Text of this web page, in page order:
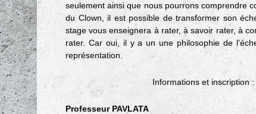
seulement ainsi que nous pourrons comprendre
du Clown, il est possible de transformer son
stage vous enseignera à rater, à savoir rater, à
rater. Car oui, il y a un une philosophie de
représentation.
Informations et inscription :
Professeur PAVLATA